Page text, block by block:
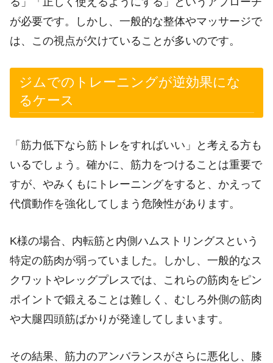
が必要です。しかし、一般的な整体やマッサージで
は、この視点が欠けていることが多いのです。
ジムでのトレーニングが逆効果にな
るケース
「筋力低下なら筋トレをすればいい」と考える方も
いるでしょう。確かに、筋力をつけることは重要で
すが、やみくもにトレーニングをすると、かえって
代償動作を強化してしまう危険性があります。
K様の場合、内転筋と内側ハムストリングスという
特定の筋肉が弱っていました。しかし、一般的なス
クワットやレッグプレスでは、これらの筋肉をピン
ポイントで鍛えることは難しく、むしろ外側の筋肉
や大腿四頭筋ばかりが発達してしまいます。
その結果、筋力のアンバランスがさらに悪化し、膝